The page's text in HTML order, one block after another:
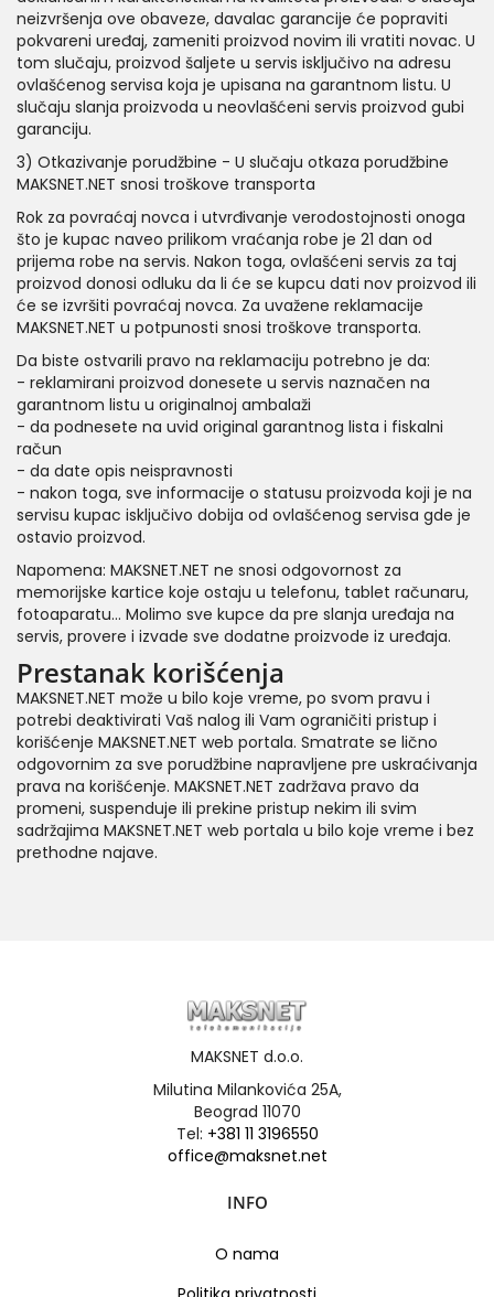
neizvršenja ove obaveze, davalac garancije će popraviti
pokvareni uređaj, zameniti proizvod novim ili vratiti novac. U
tom slučaju, proizvod šaljete u servis isključivo na adresu
ovlašćenog servisa koja je upisana na garantnom listu. U
slučaju slanja proizvoda u neovlašćeni servis proizvod gubi
garanciju.
3) Otkazivanje porudžbine - U slučaju otkaza porudžbine
MAKSNET.NET snosi troškove transporta
Rok za povraćaj novca i utvrđivanje verodostojnosti onoga
što je kupac naveo prilikom vraćanja robe je 21 dan od
prijema robe na servis. Nakon toga, ovlašćeni servis za taj
proizvod donosi odluku da li će se kupcu dati nov proizvod ili
će se izvršiti povraćaj novca. Za uvažene reklamacije
MAKSNET.NET u potpunosti snosi troškove transporta.
Da biste ostvarili pravo na reklamaciju potrebno je da:
- reklamirani proizvod donesete u servis naznačen na
garantnom listu u originalnoj ambalaži
- da podnesete na uvid original garantnog lista i fiskalni
račun
- da date opis neispravnosti
- nakon toga, sve informacije o statusu proizvoda koji je na
servisu kupac isključivo dobija od ovlašćenog servisa gde je
ostavio proizvod.
Napomena: MAKSNET.NET ne snosi odgovornost za
memorijske kartice koje ostaju u telefonu, tablet računaru,
fotoaparatu... Molimo sve kupce da pre slanja uređaja na
servis, provere i izvade sve dodatne proizvode iz uređaja.
Prestanak korišćenja
MAKSNET.NET može u bilo koje vreme, po svom pravu i
potrebi deaktivirati Vaš nalog ili Vam ograničiti pristup i
korišćenje MAKSNET.NET web portala. Smatrate se lično
odgovornim za sve porudžbine napravljene pre uskraćivanja
prava na korišćenje. MAKSNET.NET zadržava pravo da
promeni, suspenduje ili prekine pristup nekim ili svim
sadržajima MAKSNET.NET web portala u bilo koje vreme i bez
prethodne najave.
MAKSNET d.o.o.
Milutina Milankovića 25A,
Beograd 11070
Tel: +381 11 3196550
office@maksnet.net
INFO
O nama